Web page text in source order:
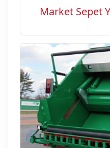
Market Sepet